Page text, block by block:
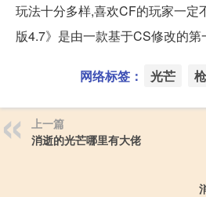
玩法十分多样,喜欢CF的玩家一定
版4.7》是由一款基于CS修改的第
网络标签： 光芒
上一篇
消逝的光芒哪里有大佬